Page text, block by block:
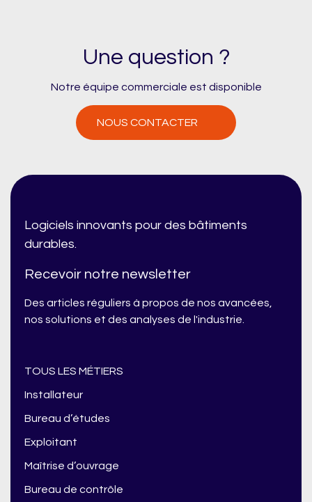
Une question ?
Notre équipe commerciale est disponible
NOUS CONTACTER
Logiciels innovants pour des bâtiments
durables.
Recevoir notre newsletter
Des articles réguliers à propos de nos avancées,
nos solutions et des analyses de l'industrie.
TOUS LES MÉTIERS
Installateur
Bureau d’études
Exploitant
Maîtrise d’ouvrage
Bureau de contrôle